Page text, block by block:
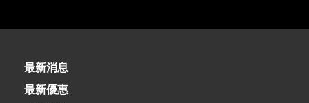
02-8979-6600
最新消息
最新優惠